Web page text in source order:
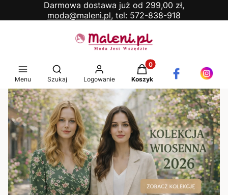
Darmowa dostawa już od 299,00 zł,
moda@maleni.pl, tel: 572-838-918
Menu
Otwórz wyszukiwarkę
Szukaj Logowanie
Produkty w koszyku: 0.
Koszyk